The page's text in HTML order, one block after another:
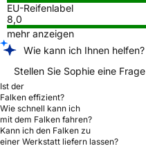
EU-Reifenlabel
8,0
mehr anzeigen
Wie kann ich Ihnen helfen?
Stellen Sie Sophie eine Frage
Ist der
Falken effizient?
Wie schnell kann ich
mit dem Falken fahren?
Kann ich den Falken zu
einer Werkstatt liefern lassen?